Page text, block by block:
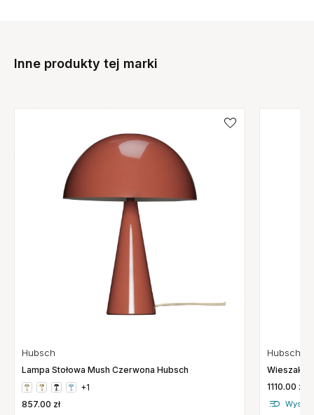
Inne produkty tej marki
Hubsch
Lampa Stołowa Mush Czerwona Hubsch
+1
857.00 zł
Hubsch
Wieszak
1110.00 zł